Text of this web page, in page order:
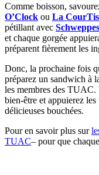
Comme boisson,
O’Clock ou La
pétillant avec Schweppes
et chaque gorgée
préparent fièrement les
Donc, la prochaine fois
préparez un sandwich à
les membres des TUAC.
bien-être et appuierez
délicieuses bouchées.
Pour en savoir plus sur
TUAC– pour que